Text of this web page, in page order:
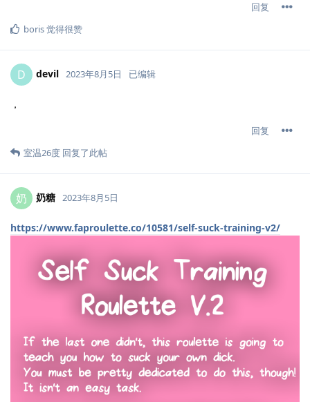
回复
boris觉得很赞
D devil 2023年8月5日 已编辑
，
回复
室温26度 回复了此帖
奶 奶糖 2023年8月5日
https://www.faproulette.co/10581/self-suck-training-v2/